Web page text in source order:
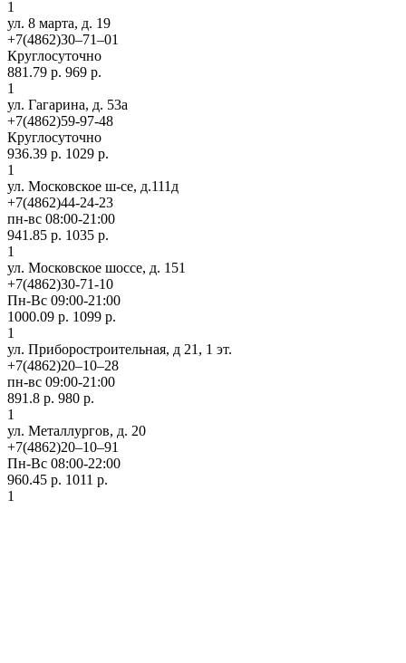
1
ул. 8 марта, д. 19
+7(4862)30‒71‒01
Круглосуточно
881.79 р. 969 р.
1
ул. Гагарина, д. 53а
+7(4862)59-97-48
Круглосуточно
936.39 р. 1029 р.
1
ул. Московское ш-се, д.111д
+7(4862)44-24-23
пн-вс 08:00-21:00
941.85 р. 1035 р.
1
ул. Московское шоссе, д. 151
+7(4862)30-71-10
Пн-Вс 09:00-21:00
1000.09 р. 1099 р.
1
ул. Приборостроительная, д 21, 1 эт.
+7(4862)20‒10‒28
пн-вс 09:00-21:00
891.8 р. 980 р.
1
ул. ​Металлургов, д. 20
+7(4862)20‒10‒91
Пн-Вс 08:00-22:00
960.45 р. 1011 р.
1